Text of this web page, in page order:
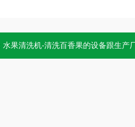
水果清洗机-清洗百香果的设备跟生产